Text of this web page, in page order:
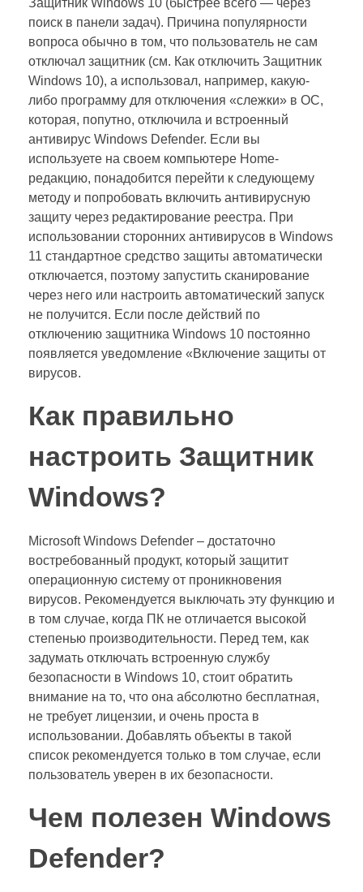
Защитник Windows 10 (быстрее всего — через
поиск в панели задач). Причина популярности
вопроса обычно в том, что пользователь не сам
отключал защитник (см. Как отключить Защитник
Windows 10), а использовал, например, какую-
либо программу для отключения «слежки» в ОС,
которая, попутно, отключила и встроенный
антивирус Windows Defender. Если вы
используете на своем компьютере Home-
редакцию, понадобится перейти к следующему
методу и попробовать включить антивирусную
защиту через редактирование реестра. При
использовании сторонних антивирусов в Windows
11 стандартное средство защиты автоматически
отключается, поэтому запустить сканирование
через него или настроить автоматический запуск
не получится. Если после действий по
отключению защитника Windows 10 постоянно
появляется уведомление «Включение защиты от
вирусов.
Как правильно
настроить Защитник
Windows?
Microsoft Windows Defender – достаточно
востребованный продукт, который защитит
операционную систему от проникновения
вирусов. Рекомендуется выключать эту функцию и
в том случае, когда ПК не отличается высокой
степенью производительности. Перед тем, как
задумать отключать встроенную службу
безопасности в Windows 10, стоит обратить
внимание на то, что она абсолютно бесплатная,
не требует лицензии, и очень проста в
использовании. Добавлять объекты в такой
список рекомендуется только в том случае, если
пользователь уверен в их безопасности.
Чем полезен Windows
Defender?